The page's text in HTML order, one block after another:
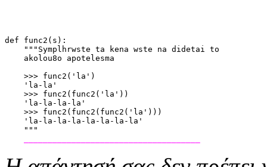
def func2(s):
    """Symplhrwste ta kena wste na didetai to
    akolou8o apotelesma
    >>> func2('la')
    'la-la'
    >>> func2(func2('la'))
    'la-la-la-la'
    >>> func2(func2(func2('la')))
    'la-la-la-la-la-la-la-la'
    """